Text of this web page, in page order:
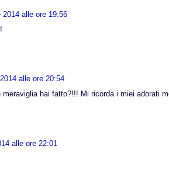
2014 alle ore 19:56
alle ore 20:54
meraviglia hai fatto?!!! Mi ricorda i miei adorati
alle ore 22:01